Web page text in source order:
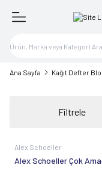
Ana Sayfa Kağıt Defter
Filtrele
Alex Schoeller
Alex Schoeller Çok